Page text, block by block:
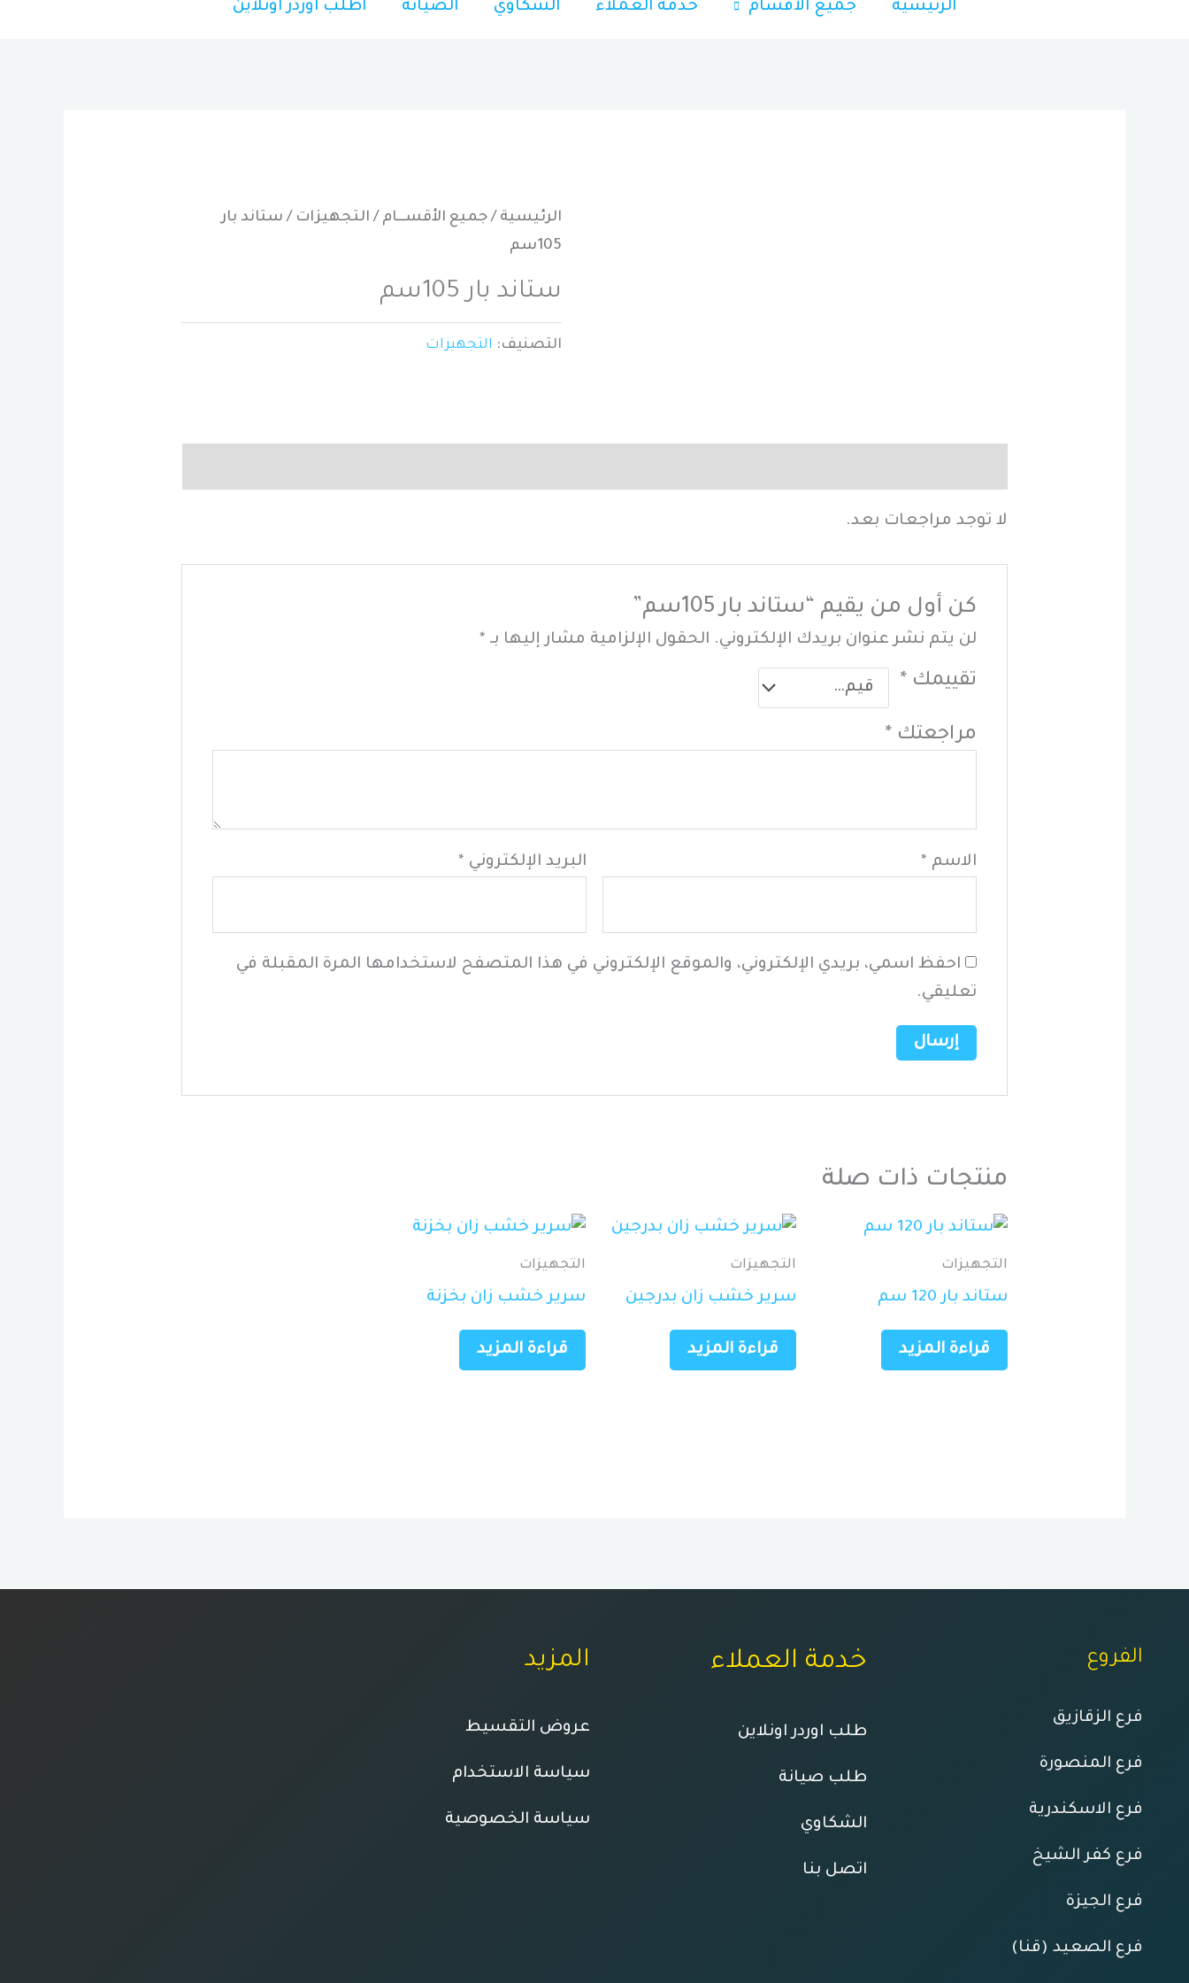
الرئيسية جميع الأقسام خدمة العملاء الشكاوي الصيانة اطلب اوردر اونلاين
الرئيسية /جميع الأقســـام / التجهيزات / ستاند بار
105سم
ستاند بار 105سم
التصنيف: التجهيزات
لا توجد مراجعات بعد.
كن أول من يقيم “ستاند بار 105سم”
لن يتم نشر عنوان بريدك الإلكتروني. الحقول الإلزامية مشار إليها بـ *
تقييمك *
مراجعتك *
الاسم * البريد الإلكتروني *
احفظ اسمي، بريدي الإلكتروني، والموقع الإلكتروني في هذا المتصفح لاستخدامها المرة المقبلة في
تعليقي.
منتجات ذات صلة
التجهيزات
ستاند بار 120 سم
قراءة المزيد
التجهيزات
سرير خشب زان بدرجين
قراءة المزيد
التجهيزات
سرير خشب زان بخزنة
قراءة المزيد
الفروع
فرع الزقازيق
فرع المنصورة
فرع الاسكندرية
فرع كفر الشيخ
فرع الجيزة
فرع الصعيد (قنا)
خدمة العملاء
طلب اوردر اونلاين
طلب صيانة
الشكاوي
اتصل بنا
المزيد
عروض التقسيط
سياسة الاستخدام
سياسة الخصوصية